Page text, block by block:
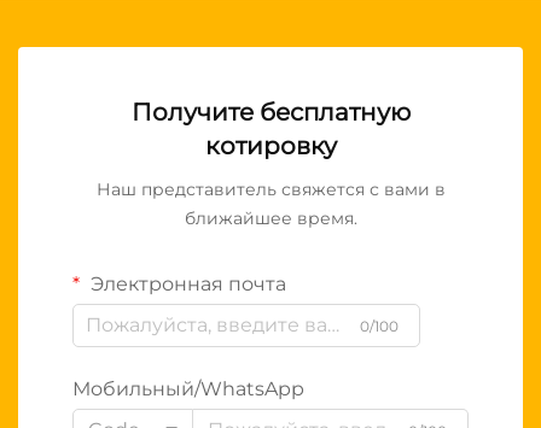
Получите бесплатную
котировку
Наш представитель свяжется с вами в
ближайшее время.
Электронная почта
0/100
Мобильный/WhatsApp